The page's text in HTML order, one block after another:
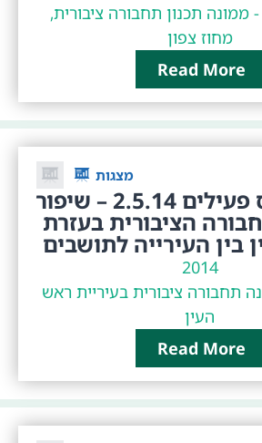
תכנון תחבורה ציבורית,
מחוז צפון
Read More
מצגות
מצגת מכנס פעילים 2.5.14 – שיפור
הציבורית בעזרת
בין העירייה לתושבים
2014
תחבורה ציבורית בעיריית ראש
העין
Read More